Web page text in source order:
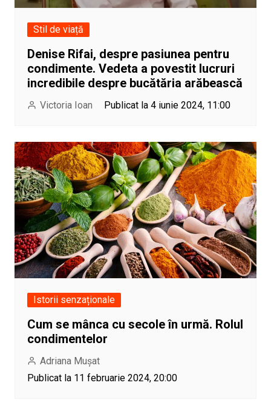
Stil de viață
Denise Rifai, despre pasiunea pentru
condimente. Vedeta a povestit lucruri
incredibile despre bucătăria arăbească
Victoria Ioan Publicat la 4 iunie 2024, 11:00
Istorii senzaționale
Cum se mânca cu secole în urmă. Rolul
condimentelor
Adriana Mușat
Publicat la 11 februarie 2024, 20:00